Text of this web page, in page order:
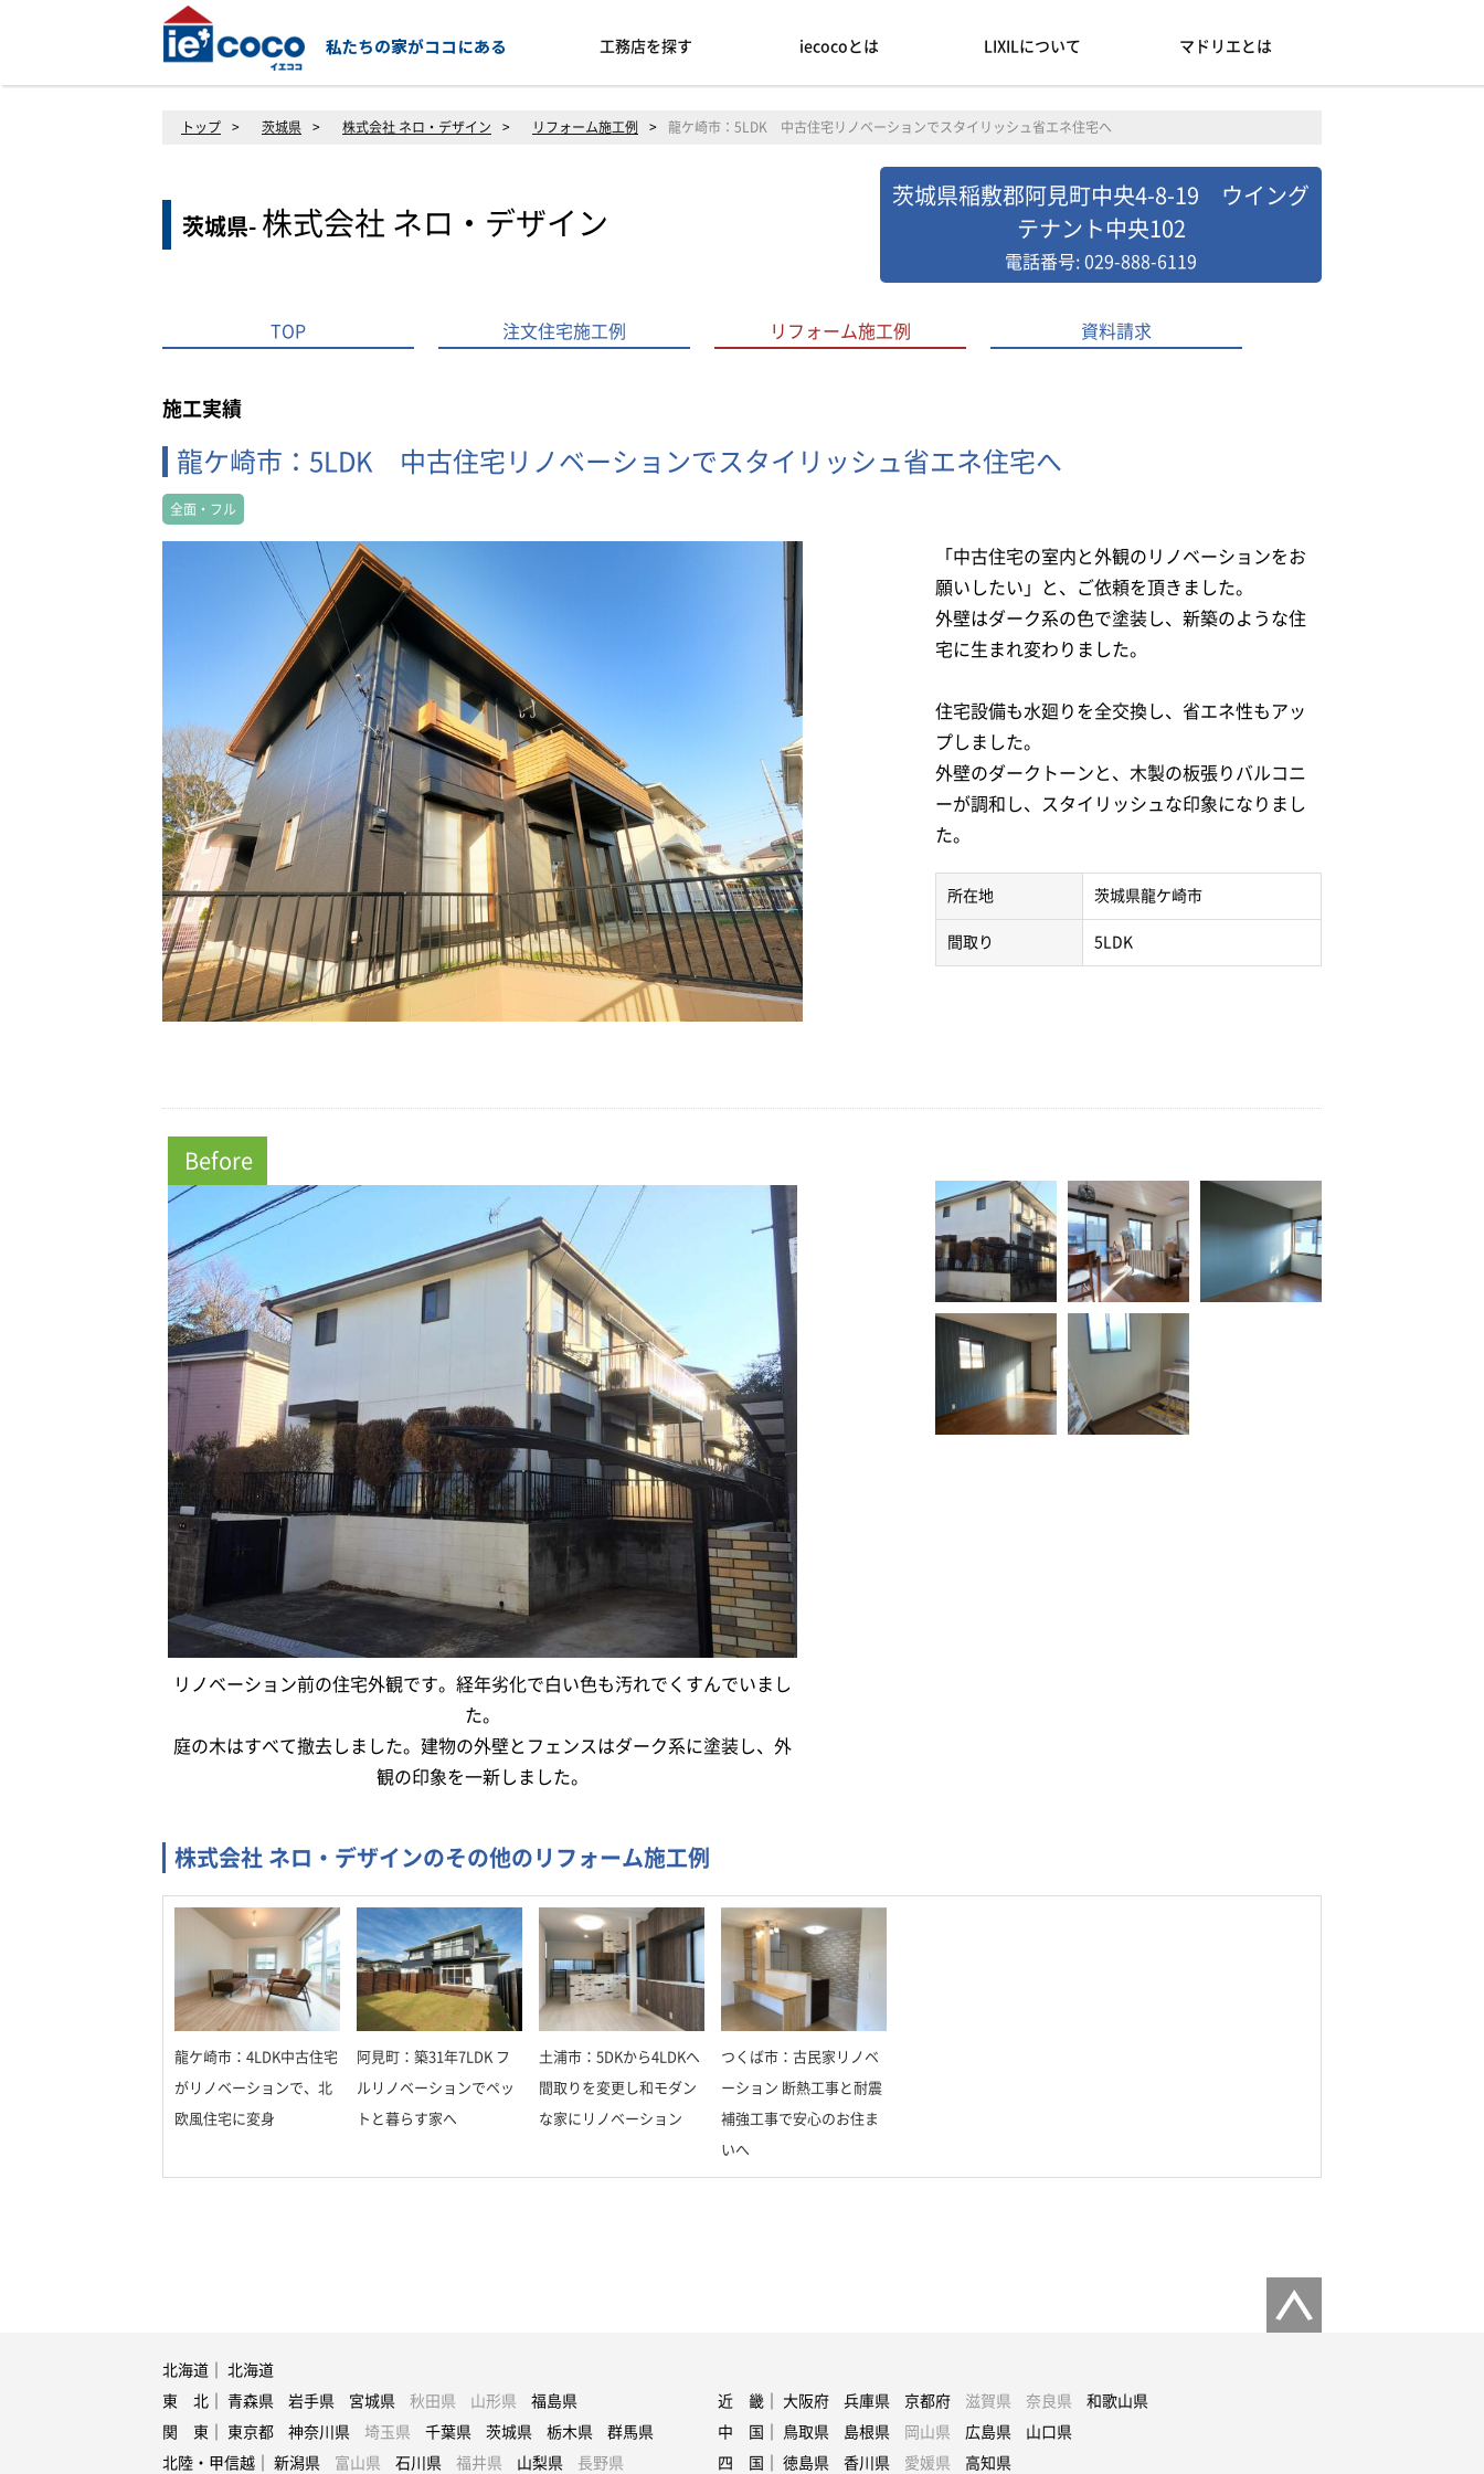
工務店を探す iecocoとは LIXILについて マドリエとは
トップ > 茨城県 > 株式会社 ネロ・デザイン > リフォーム施工例 > 龍ケ崎市：5LDK 中古住宅リノベーションでスタイリッシュ省エネ住宅へ
茨城県- 株式会社 ネロ・デザイン
茨城県稲敷郡阿見町中央4-8-19 ウイング
テナント中央102
電話番号: 029-888-6119
TOP 注文住宅施工例 リフォーム施工例 資料請求
施工実績
龍ケ崎市：5LDK 中古住宅リノベーションでスタイリッシュ省エネ住宅へ
全面・フル
「中古住宅の室内と外観のリノベーションをお
願いしたい」と、ご依頼を頂きました。
外壁はダーク系の色で塗装し、新築のような住
宅に生まれ変わりました。
住宅設備も水廻りを全交換し、省エネ性もアッ
プしました。
外壁のダークトーンと、木製の板張りバルコニ
ーが調和し、スタイリッシュな印象になりまし
た。
所在地 茨城県龍ケ崎市
間取り 5LDK
Before
リノベーション前の住宅外観です。経年劣化で白い色も汚れでくすんでいまし
た。
庭の木はすべて撤去しました。建物の外壁とフェンスはダーク系に塗装し、外
観の印象を一新しました。
株式会社 ネロ・デザインのその他のリフォーム施工例
龍ケ崎市：4LDK中古住宅
がリノベーションで、北
欧風住宅に変身
阿見町：築31年7LDK フ
ルリノベーションでペッ
トと暮らす家へ
土浦市：5DKから4LDKへ
間取りを変更し和モダン
な家にリノベーション
つくば市：古民家リノベ
ーション 断熱工事と耐震
補強工事で安心のお住ま
いへ
北海道｜
北海道
東 北｜
青森県 岩手県 宮城県 秋田県 山形県
福島県
関 東｜
東京都 神奈川県 埼玉県 千葉県 茨城県 栃木県
群馬県
北陸・甲信越｜
新潟県 富山県 石川県 福井県 山梨県 長野県
近 畿｜ 大阪府 兵庫県 京都府 滋賀県 奈良県
和歌山県
中 国｜
鳥取県 島根県 岡山県 広島県
山口県
四 国｜
徳島県 香川県 愛媛県 高知県